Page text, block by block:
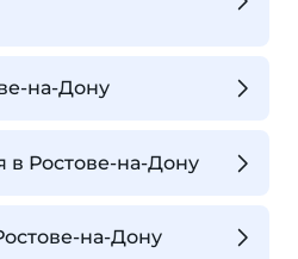
на-Дону
в Ростове-на-Дону
на-Дону